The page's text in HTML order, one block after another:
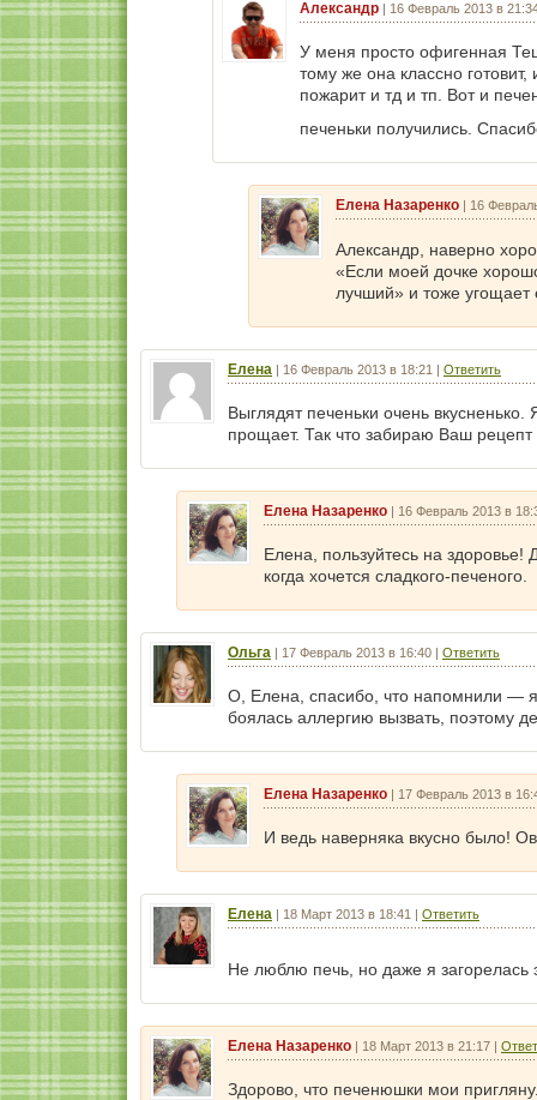
Александр 16 Февраль 2013 в
У меня просто офигенная
тому же она классно готовит,
пожарит и тд и тп. Вот и
печеньки получились.
Елена Назаренко 16
Александр, наверно
«Если моей дочке
лучший» и тоже угощает
Елена 16 Февраль 2013 в 18:21 Ответить
Выглядят печеньки очень
прощает. Так что забираю Ваш рецепт
Елена Назаренко 16 Февраль 2013 в
Елена, пользуйтесь на
когда хочется сладкого-печеного.
Ольга 17 Февраль 2013 в 16:40 Ответить
О, Елена, спасибо, что напомнили —
боялась аллергию вызвать, поэтому
Елена Назаренко 17 Февраль 2013 в
И ведь наверняка вкусно было!
Елена 18 Март 2013 в 18:41 Ответить
Не люблю печь, но даже я загорелась
Елена Назаренко 18 Март 2013 в 21:17
Здорово, что печенюшки мои